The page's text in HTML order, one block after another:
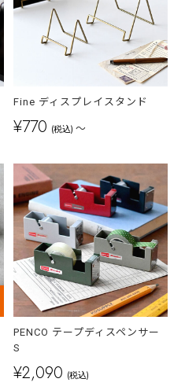
Fine ディスプレイスタンド
¥770 (税込) ～
PENCO テープディスペンサー
S
¥2,090 (税込)